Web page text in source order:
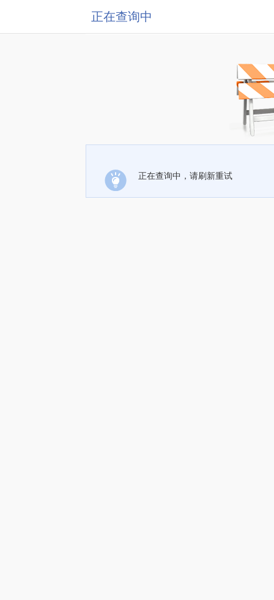
正在查询中
正在查询中，请刷新重试